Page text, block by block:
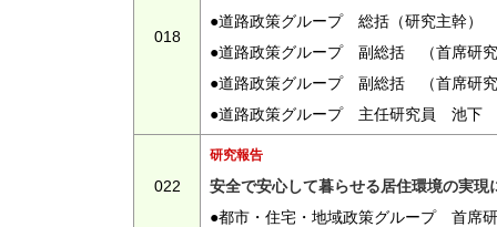
018
●道路政策グループ 総括（研究主幹
●道路政策グループ 副総括 （首席研
●道路政策グループ 副総括 （首席
●道路政策グループ 主任研究員 池下
022
研究報告
安全で安心して暮らせる居住環境の実
●都市・住宅・地域政策グループ 首